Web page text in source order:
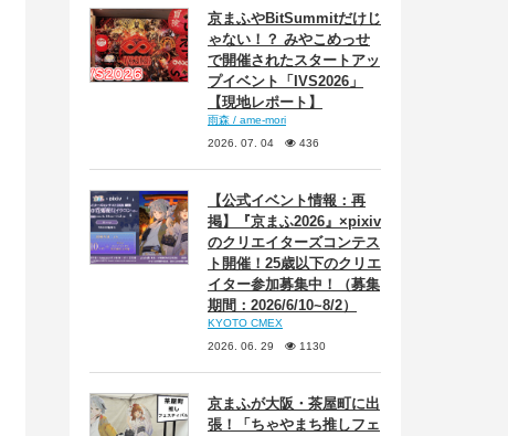
京まふやBitSummitだけじ
ゃない！？ みやこめっせ
で開催されたスタートアッ
プイベント「IVS2026」
【現地レポート】
雨森 / ame-mori
2026. 07. 04
436
【公式イベント情報：再
掲】『京まふ2026』×pixiv
のクリエイターズコンテス
ト開催！25歳以下のクリエ
イター参加募集中！（募集
期間：2026/6/10~8/2）
KYOTO CMEX
2026. 06. 29
1130
京まふが大阪・茶屋町に出
張！「ちゃやまち推しフェ